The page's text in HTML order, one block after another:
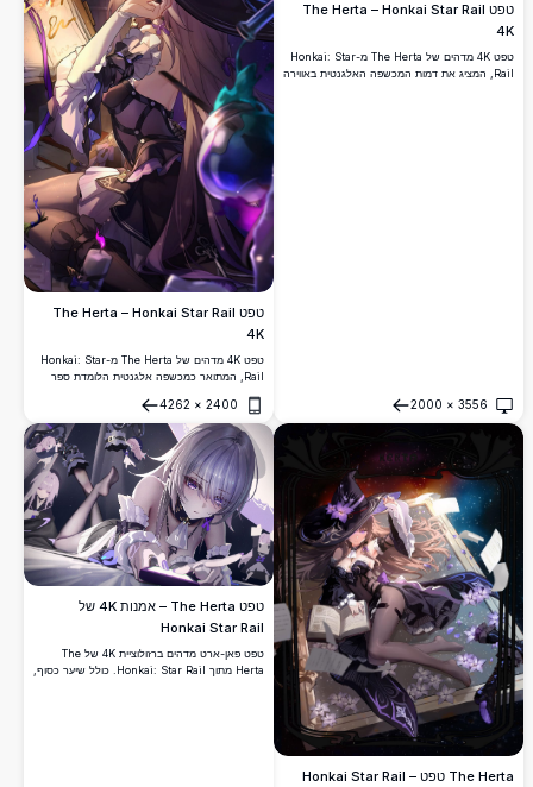
טפט The Herta – Honkai Star Rail
4K
טפט 4K מדהים של The Herta מ-Honkai: Star
Rail, המציג את דמות המכשפה האלגנטית באווירה
3556
×
2000
פתח
טפט The Herta – Honkai Star Rail
4K
טפט 4K מדהים של The Herta מ-Honkai: Star
Rail, המתואר כמכשפה אלגנטית הלומדת ספר
כובע מכשפה שחור ומשקה קסם מרתק ביצירת
אמנות מפורטת ויפהפייה ברזולוציה גבוהה.
2400
×
4262
פתח
The Herta טפט – Honkai Star Rail
טפט The Herta – אמנות 4K של
Honkai Star Rail
טפט פאן-ארט מדהים ברזולוציית 4K של The
Herta מתוך Honkai: Star Rail. כולל שיער כסוף,